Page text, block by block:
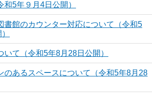
和5年９月4日公開）
書館のカウンター対応について（令和5
いて（令和5年8月28日公開）
のあるスペースについて（令和5年8月28